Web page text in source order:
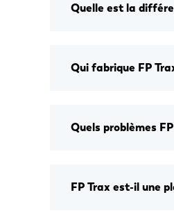
Quelle est la
Qui fabrique FP
Quels problèmes
FP Trax est-il une